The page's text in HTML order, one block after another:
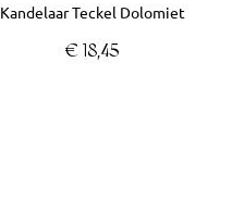
Kandelaar Teckel Dolomiet
€ 18,45